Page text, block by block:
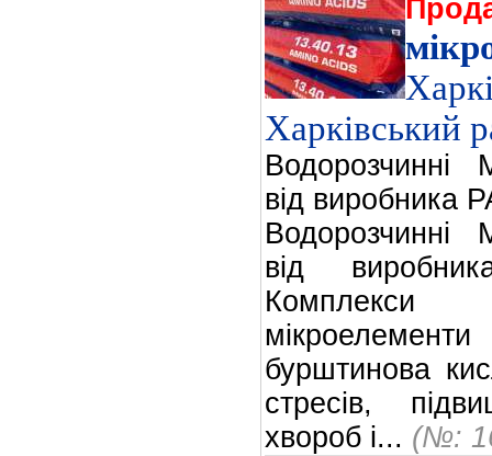
Харківський
від виробника
від
бурштинова
стресів,
хвороб і... (№: